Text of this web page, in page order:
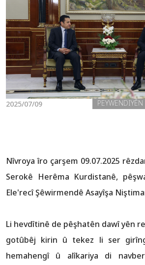
Galerî
2025/07/09 PEYWENDIYÊN
Nîvroya îro çarşem 09.07.2025
Serokê Herêma Kurdistanê,
Ele'recî Şêwirmendê Asayîşa
Li hevdîtinê de pêşhatên dawî yên
gotûbêj kirin û tekez li ser
hemahengî û alîkariya di